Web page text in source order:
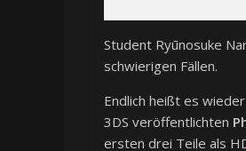
Student Ryūnosuke
schwierigen Fällen.
Endlich heißt es wieder
3DS veröffentlichten
ersten drei Teile als